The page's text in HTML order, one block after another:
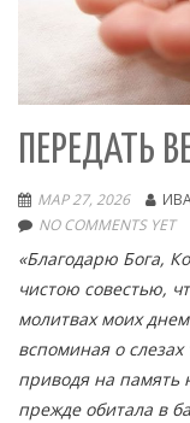
ПЕРЕДАТЬ
МАР 27, 2026
NO COMMENTS YET
«Благодарю Бога,
чистою совестью,
молитвах моих
вспоминая о
приводя на память
прежде обитала в